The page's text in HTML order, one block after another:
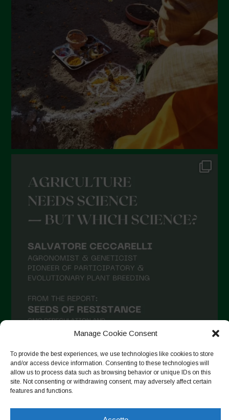
Manage Cookie Consent
To provide the best experiences, we use technologies like cookies to store
and/or access device information. Consenting to these technologies will
allow us to process data such as browsing behavior or unique IDs on this
site. Not consenting or withdrawing consent, may adversely affect certain
features and functions.
Aprile 2022
Marzo 2022
Febbraio 2022
Gennaio 2022
Dicembre 2021
Novembre 2021
Settembre 2021
Agosto 2021
Luglio 2021
Aprile 2021
Febbraio 2021
Novembre 2020
Ottobre 2020 Segui su Instagram